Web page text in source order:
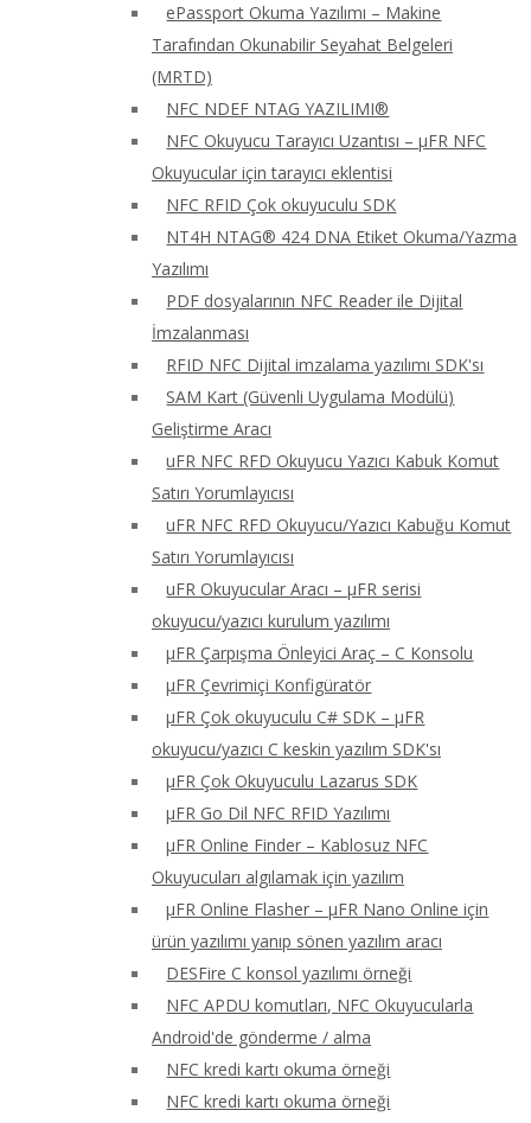
ePassport Okuma Yazılımı – Makine
Tarafından Okunabilir Seyahat Belgeleri
(MRTD)
NFC NDEF NTAG YAZILIMI®
NFC Okuyucu Tarayıcı Uzantısı – μFR NFC
Okuyucular için tarayıcı eklentisi
NFC RFID Çok okuyuculu SDK
NT4H NTAG® 424 DNA Etiket Okuma/Yazma
Yazılımı
PDF dosyalarının NFC Reader ile Dijital
İmzalanması
RFID NFC Dijital imzalama yazılımı SDK'sı
SAM Kart (Güvenli Uygulama Modülü)
Geliştirme Aracı
uFR NFC RFD Okuyucu Yazıcı Kabuk Komut
Satırı Yorumlayıcısı
uFR NFC RFD Okuyucu/Yazıcı Kabuğu Komut
Satırı Yorumlayıcısı
uFR Okuyucular Aracı – μFR serisi
okuyucu/yazıcı kurulum yazılımı
μFR Çarpışma Önleyici Araç – C Konsolu
μFR Çevrimiçi Konfigüratör
μFR Çok okuyuculu C# SDK – μFR
okuyucu/yazıcı C keskin yazılım SDK'sı
μFR Çok Okuyuculu Lazarus SDK
μFR Go Dil NFC RFID Yazılımı
μFR Online Finder – Kablosuz NFC
Okuyucuları algılamak için yazılım
μFR Online Flasher – μFR Nano Online için
ürün yazılımı yanıp sönen yazılım aracı
DESFire C konsol yazılımı örneği
NFC APDU komutları, NFC Okuyucularla
Android'de gönderme / alma
NFC kredi kartı okuma örneği
NFC kredi kartı okuma örneği